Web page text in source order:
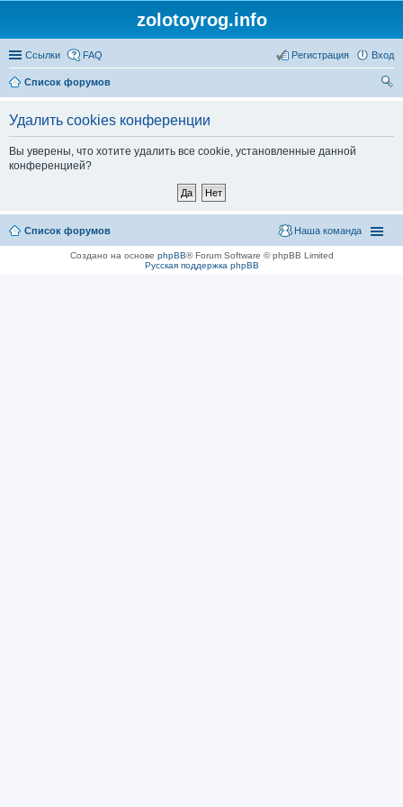
zolotoyrog.info
Ссылки FAQ Вход
Регистрация
Список форумов
Удалить cookies конференции
Вы уверены, что хотите удалить все cookie, установленные данной
конференцией?
Список форумов Наша команда
Создано на основе phpBB® Forum Software © phpBB Limited
Русская поддержка phpBB